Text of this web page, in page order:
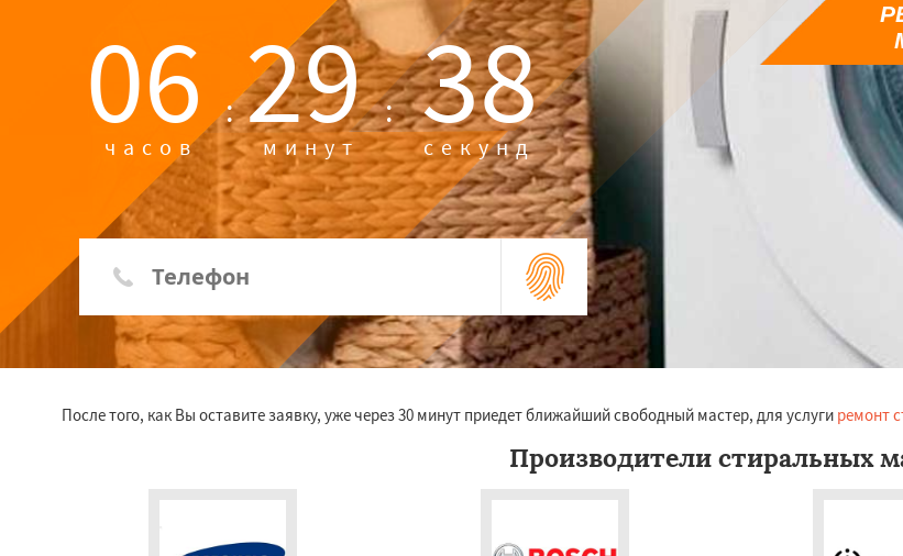
06 :
часов 29 :
минут 36
секунд
После того, как Вы оставите заявку, уже через 30 минут приедет ближайший свободный мастер, для услуги ремонт
Производители стиральных